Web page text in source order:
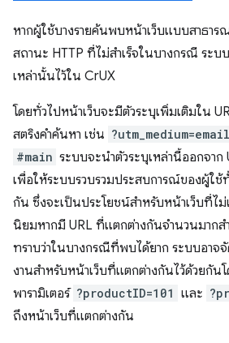
หากผู้ใช้บางรายค้นพบหน้าเว็บแบบสาธาร
สถานะ HTTP ที่ไม่สำเร็จในบางกรณี ระ
เหล่านั้นไว้ใน CrUX
โดยทั่วไปหน้าเว็บจะมีตัวระบุเพิ่มเติมใน
สตริงคำค้นหา เช่น ?utm_medium=email
#main ระบบจะนำตัวระบุเหล่านี้ออกจา
เพื่อให้ระบบรวบรวมประสบการณ์ของผู้ใช้
กัน ซึ่งจะเป็นประโยชน์สำหรับหน้าเว็บที่ไ
นิยมหากมี URL ที่แตกต่างกันจำนวนมากส
ทราบว่าในบางกรณีที่พบได้ยาก ระบบอาจ
งานสำหรับหน้าเว็บที่แตกต่างกันไว้ด้วยกัน
พารามิเตอร์ ?productID=101 และ
ถึงหน้าเว็บที่แตกต่างกัน